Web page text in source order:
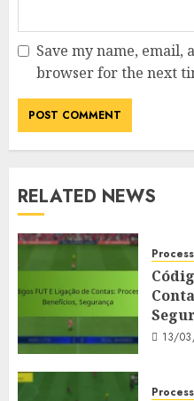
Save my name, email,
browser for the next
RELATED NEWS
13/